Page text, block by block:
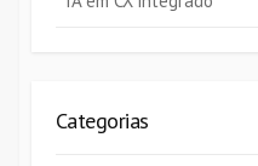
Categorias